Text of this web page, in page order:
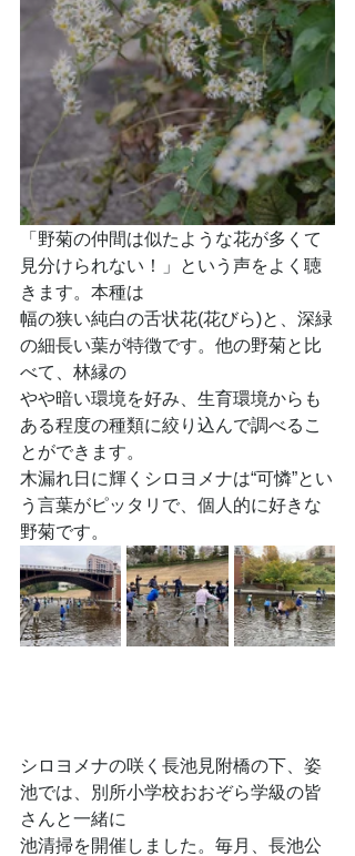
「野菊の仲間は似たような花が多くて
見分けられない！」という声をよく聴
きます。本種は
幅の狭い純白の舌状花(花びら)と、深緑
の細長い葉が特徴です。他の野菊と比
べて、林縁の
やや暗い環境を好み、生育環境からも
ある程度の種類に絞り込んで調べるこ
とができます。
木漏れ日に輝くシロヨメナは“可憐”とい
う言葉がピッタリで、個人的に好きな
野菊です。
シロヨメナの咲く長池見附橋の下、姿
池では、別所小学校おおぞら学級の皆
さんと一緒に
池清掃を開催しました。毎月、長池公